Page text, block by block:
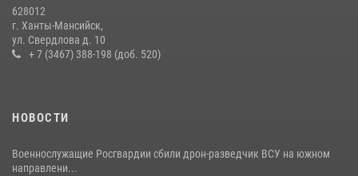
11 июля 2026, 12:26
628012
г. Ханты-Мансийск,
ул. Свердлова д. 10
+ 7 (3467) 388-198 (доб. 520)
НОВОСТИ
Военнослужащие Росгвардии сбили дрон-разведчик ВСУ на южном
направлени...